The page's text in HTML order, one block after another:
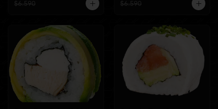
$6.590
$6.590